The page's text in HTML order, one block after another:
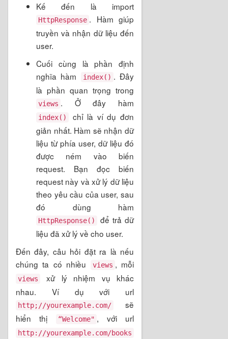
Kế đến là import
HttpResponse . Hàm giúp
truyền và nhận dữ liệu đến
user.
Cuối cùng là phần định
nghĩa hàm
index() . Đây
là phần quan trọng trong
views . Ở đây hàm
index()
chỉ là ví dụ đơn
giản nhất. Hàm sẽ nhận dữ
liệu từ phía user, dữ liệu đó
được ném vào biến
request. Bạn đọc biến
request này và xử lý dữ liệu
theo yêu cầu của user, sau
đó dùng hàm
HttpResponse()
để trả dữ
liệu đã xử lý về cho user.
Đến đây, câu hỏi đặt ra là nếu
chúng ta có nhiều
views , mỗi
views
xử lý nhiệm vụ khác
nhau. Ví dụ với url
http;//yourexample.com/
sẽ
hiển thị
“Welcome" , với url
http://yourexample.com/books